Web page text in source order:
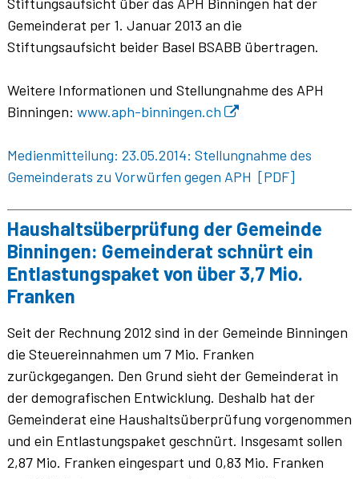
Gemeinderat per 1. Januar 2013 an die
Stiftungsaufsicht beider Basel BSABB übertragen.
Weitere Informationen und Stellungnahme des APH
Binningen: www.aph-binningen.ch
Medienmitteilung: 23.05.2014: Stellungnahme des
Gemeinderats zu Vorwürfen gegen APH [PDF]
Haushaltsüberprüfung der Gemeinde
Binningen: Gemeinderat schnürt ein
Entlastungspaket von über 3,7 Mio.
Franken
Seit der Rechnung 2012 sind in der Gemeinde Binningen
die Steuereinnahmen um 7 Mio. Franken
zurückgegangen. Den Grund sieht der Gemeinderat in
der demografischen Entwicklung. Deshalb hat der
Gemeinderat eine Haushaltsüberprüfung vorgenommen
und ein Entlastungspaket geschnürt. Insgesamt sollen
2,87 Mio. Franken eingespart und 0,83 Mio. Franken